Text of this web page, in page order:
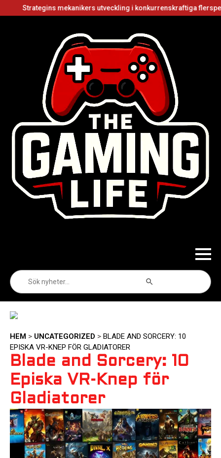
mekanikers utveckling i konkurrenskraftiga
efter:
HEM > UNCATEGORIZED > BLADE AND SORCERY: 10
EPISKA VR-KNEP FÖR GLADIATORER
Blade and Sorcery: 10
Episka VR-Knep för
Gladiatorer